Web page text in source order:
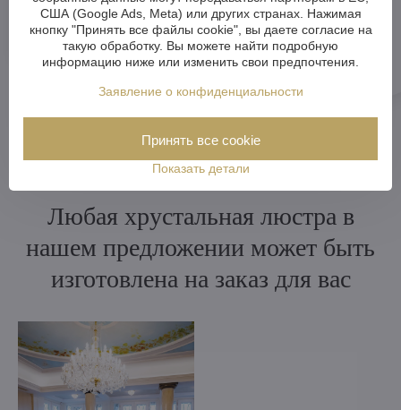
Любая хрустальная люстра в
нашем предложении может быть
изготовлена на заказ для вас
США (Google Ads, Meta) или других странах. Нажимая
кнопку "Принять все файлы cookie", вы даете согласие на
такую обработку. Вы можете найти подробную
информацию ниже или изменить свои предпочтения.
Заявление о конфиденциальности
Показать детали
Принять все cookie